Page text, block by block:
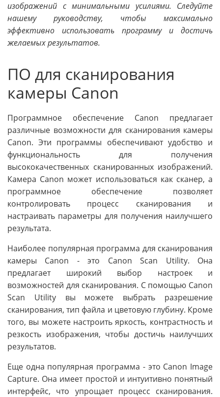
изображений с минимальными усилиями. Следуйте
нашему руководству, чтобы максимально
эффективно использовать программу и достичь
желаемых результатов.
ПО для сканирования
камеры Canon
Программное обеспечение Canon предлагает
различные возможности для сканирования камеры
Canon. Эти программы обеспечивают удобство и
функциональность для получения
высококачественных сканированных изображений.
Камера Canon может использоваться как сканер, а
программное обеспечение позволяет
контролировать процесс сканирования и
настраивать параметры для получения наилучшего
результата.
Наиболее популярная программа для сканирования
камеры Canon - это Canon Scan Utility. Она
предлагает широкий выбор настроек и
возможностей для сканирования. С помощью Canon
Scan Utility вы можете выбрать разрешение
сканирования, тип файла и цветовую глубину. Кроме
того, вы можете настроить яркость, контрастность и
резкость изображения, чтобы достичь наилучших
результатов.
Еще одна популярная программа - это Canon Image
Capture. Она имеет простой и интуитивно понятный
интерфейс, что упрощает процесс сканирования.